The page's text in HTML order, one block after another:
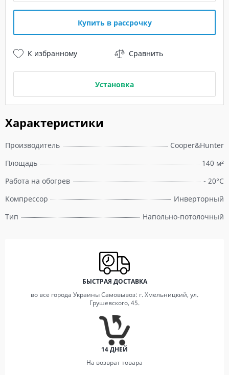
Характеристики
Производитель
Cooper&Hunter
Площадь
140 м²
Работа на обогрев
- 20°C
Компрессор
Инверторный
Тип
Напольно-потолочный
Купить в рассрочку
К избранному Сравнить
Установка
БЫСТРАЯ ДОСТАВКА
во все города Украины Самовывоз: г. Хмельницкий, ул.
Грушевского, 45.
14 ДНЕЙ
На возврат товара